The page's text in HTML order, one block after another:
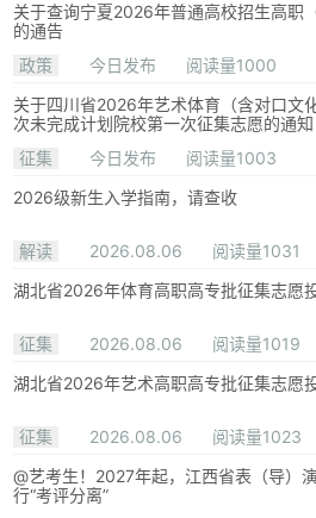
关于查询宁夏2026年普通高校招生高职
的通告
政策
今日发布
阅读量1000
关于四川省2026年艺术体育（含对口文
次未完成计划院校第一次征集志愿的通知
征集
今日发布
阅读量1003
2026级新生入学指南，请查收
解读 2026.08.06
阅读量1031
湖北省2026年体育高职高专批征集志愿
征集 2026.08.06
阅读量1019
湖北省2026年艺术高职高专批征集志愿
征集 2026.08.06
阅读量1023
@艺考生！2027年起，江西省表（导）
行“考评分离”